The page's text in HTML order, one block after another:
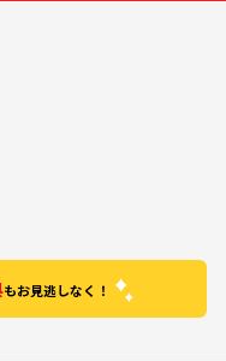
もお見逃しなく！